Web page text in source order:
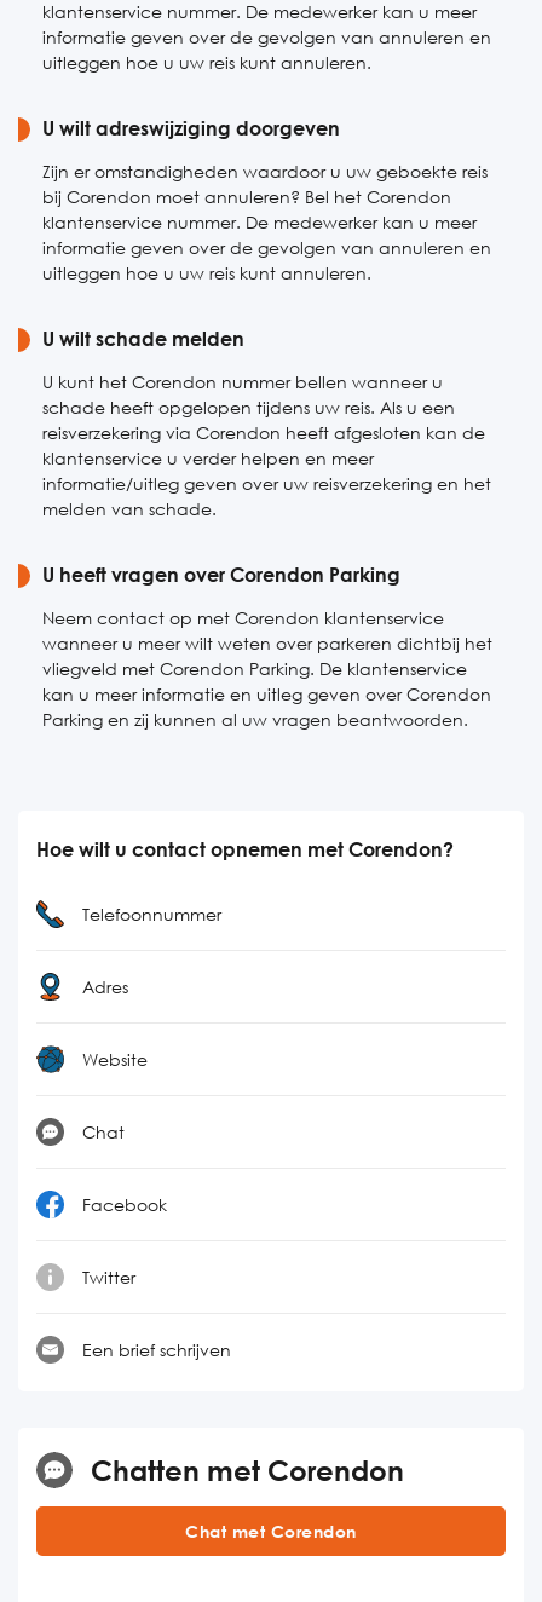
klantenservice nummer. De medewerker kan u meer
informatie geven over de gevolgen van annuleren en
uitleggen hoe u uw reis kunt annuleren.
U wilt adreswijziging doorgeven
Zijn er omstandigheden waardoor u uw geboekte reis
bij Corendon moet annuleren? Bel het Corendon
klantenservice nummer. De medewerker kan u meer
informatie geven over de gevolgen van annuleren en
uitleggen hoe u uw reis kunt annuleren.
U wilt schade melden
U kunt het Corendon nummer bellen wanneer u
schade heeft opgelopen tijdens uw reis. Als u een
reisverzekering via Corendon heeft afgesloten kan de
klantenservice u verder helpen en meer
informatie/uitleg geven over uw reisverzekering en het
melden van schade.
U heeft vragen over Corendon Parking
Neem contact op met Corendon klantenservice
wanneer u meer wilt weten over parkeren dichtbij het
vliegveld met Corendon Parking. De klantenservice
kan u meer informatie en uitleg geven over Corendon
Parking en zij kunnen al uw vragen beantwoorden.
Hoe wilt u contact opnemen met Corendon?
Telefoonnummer
Adres
Website
Chat
Facebook
Twitter
Een brief schrijven
Chatten met Corendon
Chat met Corendon